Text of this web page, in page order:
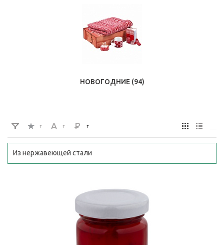
НОВОГОДНИЕ (94)
Из нержавеющей стали